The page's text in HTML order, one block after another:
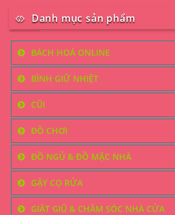
Danh mục sản phẩm
BÁCH HOÁ ONLINE
BÌNH GIỮ NHIỆT
CŨI
ĐỒ CHƠI
ĐỒ NGỦ & ĐỒ MẶC NHÀ
GẬY CỌ RỬA
GIẶT GIŨ & CHĂM SÓC NHÀ CỬA